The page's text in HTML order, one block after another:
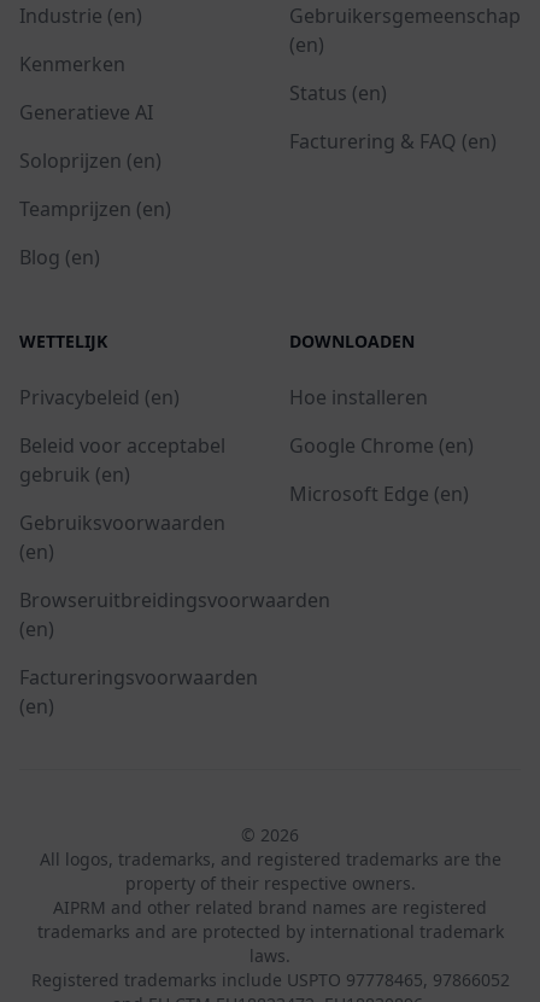
Industrie (en)
Kenmerken
Generatieve AI
Soloprijzen (en)
Teamprijzen (en)
Blog (en)
Gebruikersgemeenschap
(en)
Status (en)
Facturering & FAQ (en)
WETTELIJK
Privacybeleid (en)
Beleid voor acceptabel
gebruik (en)
Gebruiksvoorwaarden
(en)
Browseruitbreidingsvoorwaarden
(en)
Factureringsvoorwaarden
(en)
DOWNLOADEN
Hoe installeren
Google Chrome (en)
Microsoft Edge (en)
© 2026
All logos, trademarks, and registered trademarks are the
property of their respective owners.
AIPRM and other related brand names are registered
trademarks and are protected by international trademark
laws.
Registered trademarks include USPTO 97778465, 97866052